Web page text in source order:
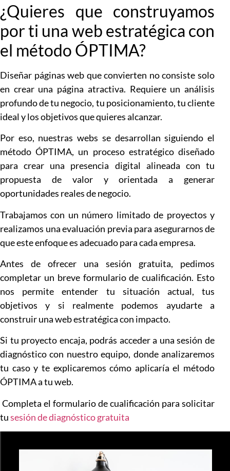
¿Quieres que construyamos
por ti una web estratégica con
el método ÓPTIMA?
Diseñar páginas web que convierten no consiste solo
en crear una página atractiva. Requiere un análisis
profundo de tu negocio, tu posicionamiento, tu cliente
ideal y los objetivos que quieres alcanzar.
Por eso, nuestras webs se desarrollan siguiendo el
método ÓPTIMA, un proceso estratégico diseñado
para crear una presencia digital alineada con tu
propuesta de valor y orientada a generar
oportunidades reales de negocio.
Trabajamos con un número limitado de proyectos y
realizamos una evaluación previa para asegurarnos de
que este enfoque es adecuado para cada empresa.
Antes de ofrecer una sesión gratuita, pedimos
completar un breve formulario de cualificación. Esto
nos permite entender tu situación actual, tus
objetivos y si realmente podemos ayudarte a
construir una web estratégica con impacto.
Si tu proyecto encaja, podrás acceder a una sesión de
diagnóstico con nuestro equipo, donde analizaremos
tu caso y te explicaremos cómo aplicaría el método
ÓPTIMA a tu web.
Completa el formulario de cualificación para solicitar
tusesión de diagnóstico gratuita